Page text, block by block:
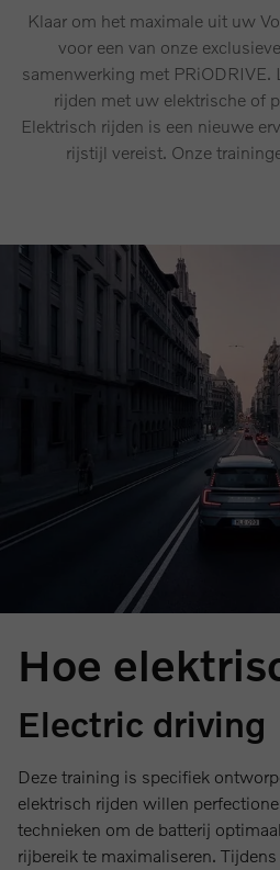
Klaar om het maximale uit uw
voor een van onze
samenwerking met PRiODRIVE.
rijden met uw elektrische of
Elektrisch rijden is een nieuwe
rijstijl vereist. Onze
Hoe
Electric driving
Deze training is specifiek
elektrisch rijden willen
technieken om de batterij
rijbereik te maximaliseren.